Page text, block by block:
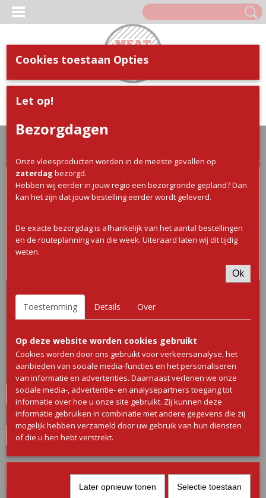
Inloggen
Home>Webshop>BBQ >
BBQ worstjes Jalapeño
€ 3,70 (inclusief btw 9%)
Op voorraad
Aantal
Aantal
IN WINKELWAGEN
Cookies toestaan Opties
Let op!
Bezorgdagen
Onze vleesproducten worden in de meeste gevallen op
zaterdag bezorgd.
Hebben wij eerder in jouw regio een bezorgronde gepland? Dan
kan het zijn dat jouw bestelling eerder wordt geleverd.
De exacte bezorgdag is afhankelijk van het aantal bestellingen
en de routeplanning van die week. Uiteraard laten wij dit tijdig
weten.
Ok
Toestemming Details Over
Op deze website worden cookies gebruikt
Cookies worden door ons gebruikt voor verkeersanalyse, het
aanbieden van sociale media-functies en het personaliseren
van informatie en advertenties. Daarnaast verlenen we onze
sociale media-, advertentie- en analysepartners toegang tot
informatie over hoe u onze site gebruikt. Zij kunnen deze
informatie gebruiken in combinatie met andere gegevens die zij
mogelijk hebben verzameld door uw gebruik van hun diensten
of die u hen hebt verstrekt.
Later opnieuw tonen Selectie toestaan